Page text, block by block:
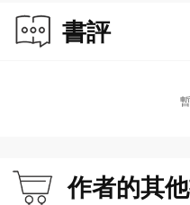
這2冊練習具有以下特點：
1.「唱筆順」，邊唱邊作示範書寫，
趣的漢字」欄目，利用直觀的圖像加
本書特色：
書評
作者的其